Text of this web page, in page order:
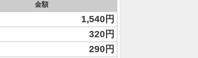
金額
1,540円
320円
290円